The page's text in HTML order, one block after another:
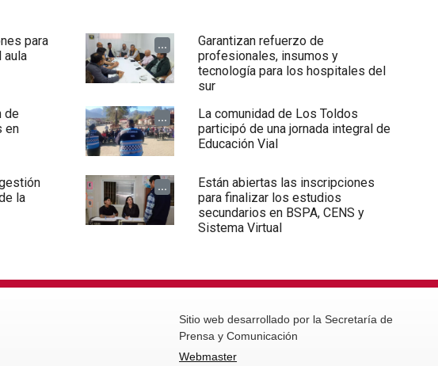
para
aula
...
Garantizan refuerzo de
profesionales, insumos y
tecnología para los hospitales del
sur
de
en
...
La comunidad de Los Toldos
participó de una jornada integral de
Educación Vial
la
...
Están abiertas las inscripciones
para finalizar los estudios
secundarios en BSPA, CENS y
Sistema Virtual
Sitio web desarrollado por la Secretaría de
Prensa y Comunicación
Webmaster